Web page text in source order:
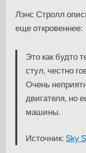
Лэнс Стролл
еще откровеннее:
Это как будто
стул, честно
Очень
двигателя, но
машины.
Источник: Sky